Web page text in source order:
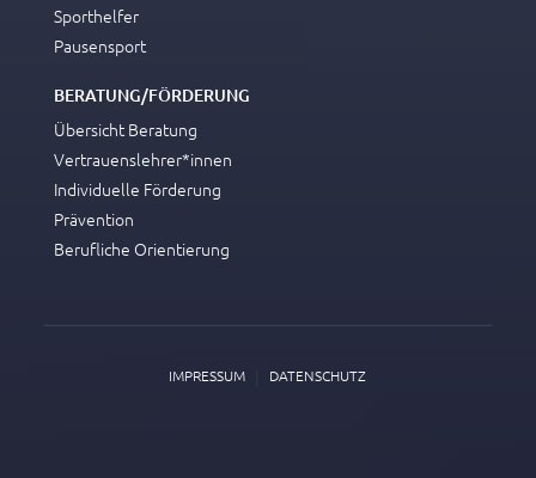
Sporthelfer
Pausensport
BERATUNG/FÖRDERUNG
Übersicht Beratung
Vertrauenslehrer*innen
Individuelle Förderung
Prävention
Berufliche Orientierung
IMPRESSUM DATENSCHUTZ